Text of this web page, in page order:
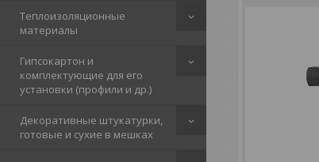
Теплоизоляционные
материалы
Гипсокартон и
комплектующие для его
установки (профили и др.)
Декоративные штукатурки,
готовые и сухие в мешках